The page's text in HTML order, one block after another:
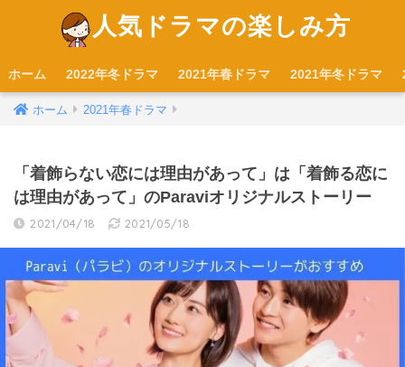
人気ドラマの楽しみ方
ホーム 2022年冬ドラマ 2021年春ドラマ 2021年冬ドラマ
ホーム 2021年春ドラマ
「着飾らない恋には理由があって」は「着飾る恋に
は理由があって」のParaviオリジナルストーリー
2021/04/18 2021/05/18